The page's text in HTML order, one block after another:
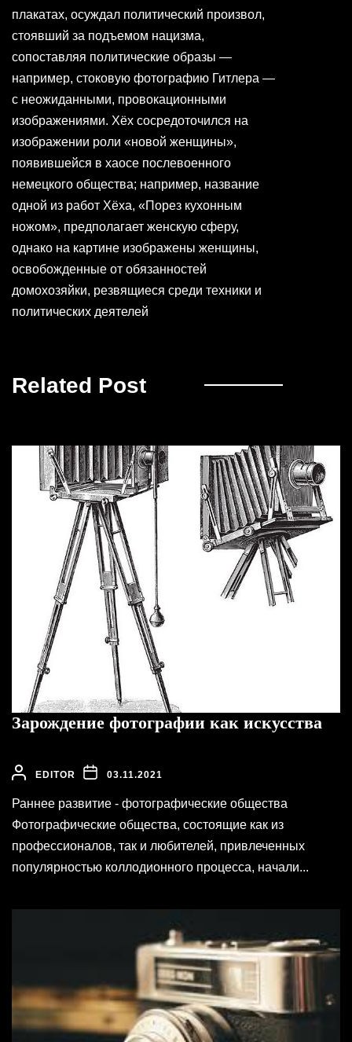
плакатах, осуждал политический произвол,
стоявший за подъемом нацизма,
сопоставляя политические образы —
например, стоковую фотографию Гитлера —
с неожиданными, провокационными
изображениями. Хёх сосредоточился на
изображении роли «новой женщины»,
появившейся в хаосе послевоенного
немецкого общества; например, название
одной из работ Хёха, «Порез кухонным
ножом», предполагает женскую сферу,
однако на картине изображены женщины,
освобожденные от обязанностей
домохозяйки, резвящиеся среди техники и
политических деятелей
Related Post
Зарождение фотографии как искусства
EDITOR 03.11.2021
Раннее развитие - фотографические общества
Фотографические общества, состоящие как из
профессионалов, так и любителей, привлеченных
популярностью коллодионного процесса, начали...